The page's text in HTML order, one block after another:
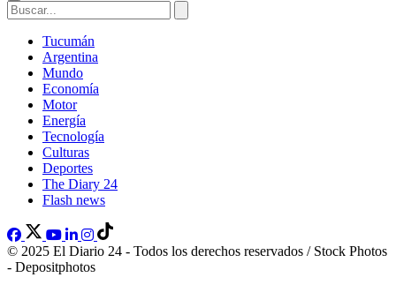
Tucumán
Argentina
Mundo
Economía
Motor
Energía
Tecnología
Culturas
Deportes
The Diary 24
Flash news
© 2025 El Diario 24 - Todos los derechos reservados / Stock Photos
- Depositphotos